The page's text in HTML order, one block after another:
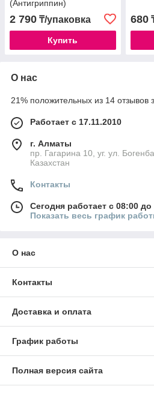
(Антигриппин)
2 790 ₸/упаковка
Купить
680
О нас
21% положительных из 14 отзывов
Работает с 17.11.2010
г. Алматы
пр. Гагарина 10, уг. ул.
Казахстан
Контакты
Сегодня работает с 08:00 до
Показать весь график
О нас
Контакты
Доставка и оплата
График работы
Полная версия сайта